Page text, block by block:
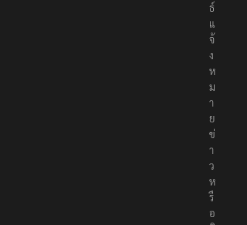
ธ์
แ
จ้
ง
ห
ม
า
ย
ข่
า
ว
ห
รื
อ